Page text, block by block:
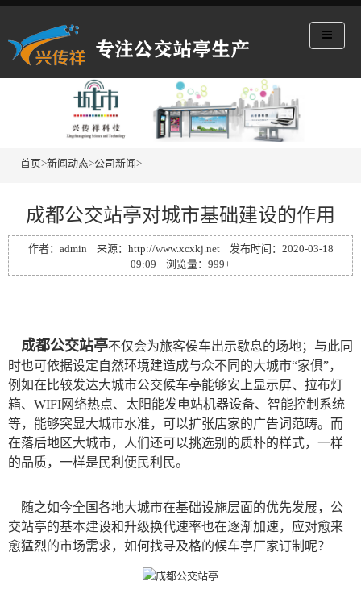
首页>新闻动态>公司新闻>
成都公交站亭对城市基础建设的作用
作者：admin 来源：http://www.xcxkj.net 发布时间：2020-03-18
09:09 浏览量：999+
成都公交站亭不仅会为旅客侯车出示歇息的场地；与此同
时也可依据设定自然环境建造成与众不同的大城市“家俱”，
例如在比较发达大城市公交候车亭能够安上显示屏、拉布灯
箱、WIFI网络热点、太阳能发电站机器设备、智能控制系统
等，能够突显大城市水准，可以扩张店家的广告词范畴。而
在落后地区大城市，人们还可以挑选别的质朴的样式，一样
的品质，一样是民利便民利民。
随之如今全国各地大城市在基础设施层面的优先发展，公
交站亭的基本建设和升级换代速率也在逐渐加速，应对愈来
愈猛烈的市场需求，如何找寻及格的候车亭厂家订制呢？